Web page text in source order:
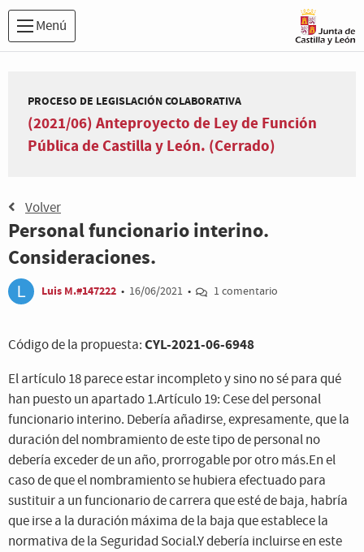
Menú
PROCESO DE LEGISLACIÓN COLABORATIVA
(2021/06) Anteproyecto de Ley de Función
Pública de Castilla y León. (Cerrado)
Volver
Personal funcionario interino.
Consideraciones.
Luis M.#147222 • 16/06/2021 • 1 comentario
Código de la propuesta:CYL-2021-06-6948
El artículo 18 parece estar incompleto y sino no sé para qué
han puesto un apartado 1.Artículo 19: Cese del personal
funcionario interino. Debería añadirse, expresamente, que la
duración del nombramiento de este tipo de personal no
debería exceder de un año, prorrogable por otro más.En el
caso de que el nombramiento se hubiera efectuado para
sustituir a un funcionario de carrera que esté de baja, habría
que irse a la duración máxima de la baja que establece la
normativa de la Seguridad Social.Y debería incluirse en este